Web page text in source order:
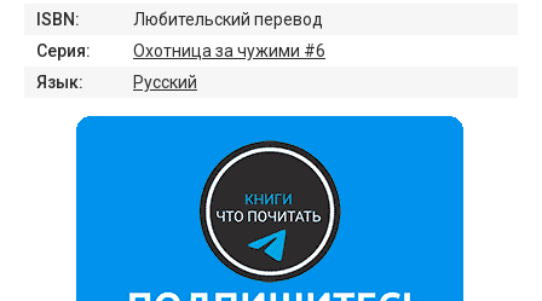
ISBN:
Любительский перевод
Серия:
Охотница за чужими #6
Язык:
Русский